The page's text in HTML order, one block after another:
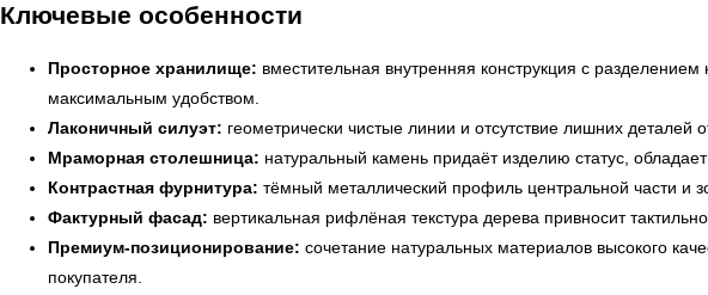
Ключевые особенности
Просторное хранилище: вместительная внутренняя конструкция с
максимальным удобством.
Лаконичный силуэт: геометрически чистые линии и отсутствие лишних
Мраморная столешница: натуральный камень придаёт изделию статус,
Контрастная фурнитура: тёмный металлический профиль центральной части и
Фактурный фасад: вертикальная рифлёная текстура дерева привносит
Премиум-позиционирование: сочетание натуральных материалов высокого
покупателя.